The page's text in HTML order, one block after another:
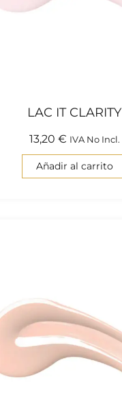
LAC IT CLARITY
13,20 € IVA No Incl.
Añadir al carrito